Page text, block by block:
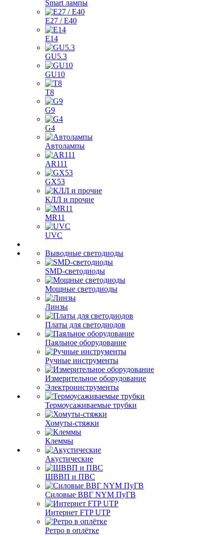
Smart лампы
E27 / E40
E14
GU5.3
GU10
T8
G9
G4
Автолампы
AR111
GX53
КЛЛ и прочие
MR11
UVC
Выводные светодиоды
SMD-светодиоды
Мощные светодиоды
Линзы
Платы для светодиодов
Паяльное оборудование
Ручные инструменты
Измерительное оборудование
Электроинструменты
Термоусаживаемые трубки
Хомуты-стяжки
Клеммы
Акустические
ШВВП и ПВС
Силовые ВВГ NYM ПуГВ
Интернет FTP UTP
Ретро в оплётке